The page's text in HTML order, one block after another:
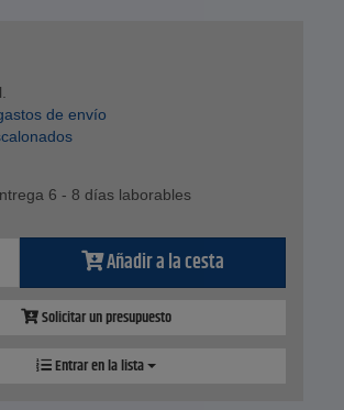
de envío
6 - 8 días laborables
Añadir a la cesta
Solicitar un presupuesto
Entrar en la lista